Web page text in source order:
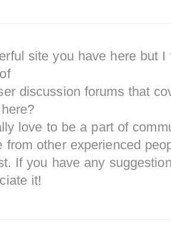
site you have here but
discussion forums that
love to be a part of
from other experienced
If you have any
it!